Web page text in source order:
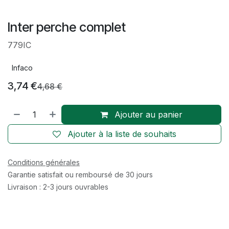
Inter perche complet
779IC
Infaco
3,74 €4,68€
Ajouter au panier
Ajouter à la liste de souhaits
Conditions générales
Garantie satisfait ou remboursé de 30 jours
Livraison : 2-3 jours ouvrables